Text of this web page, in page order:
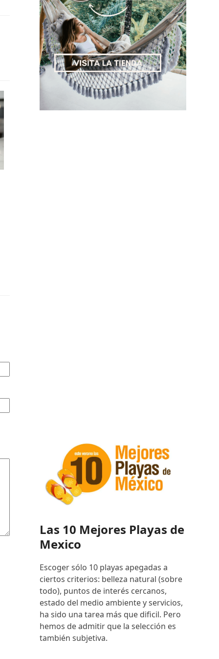
Las 10 Mejores Playas de
Mexico
Escoger sólo 10 playas apegadas a
ciertos criterios: belleza natural (sobre
todo), puntos de interés cercanos,
estado del medio ambiente y servicios,
ha sido una tarea más que dificil. Pero
hemos de admitir que la selección es
también subjetiva.